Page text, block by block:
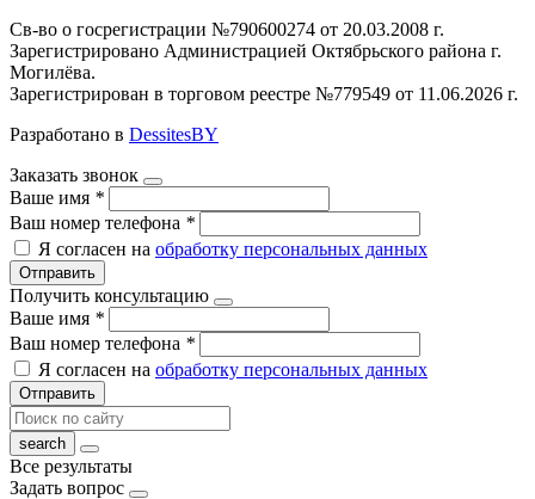
Св-во о госрегистрации №790600274 от 20.03.2008 г.
Зарегистрировано Администрацией Октябрьского района г.
Могилёва.
Зарегистрирован в торговом реестре №779549 от 11.06.2026 г.
Разработано в DessitesBY
Заказать звонок
Ваше имя *
Ваш номер телефона *
Я согласен на обработку персональных данных
Отправить
Получить консультацию
Ваше имя *
Ваш номер телефона *
Я согласен на обработку персональных данных
Отправить
Все результаты
Задать вопрос